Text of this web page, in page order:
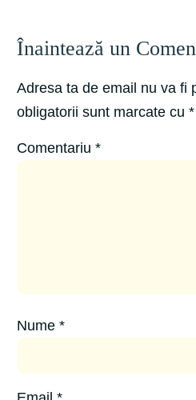
Înaintează un
Adresa ta de email nu va fi
obligatorii sunt marcate cu*
Comentariu*
Nume*